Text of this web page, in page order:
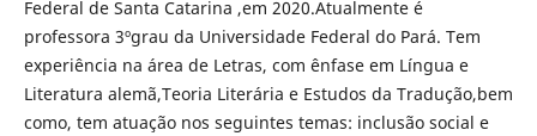
Federal de Santa Catarina ,em 2020.Atualmente é
professora 3ºgrau da Universidade Federal do Pará. Tem
experiência na área de Letras, com ênfase em Língua e
Literatura alemã,Teoria Literária e Estudos da Tradução,bem
como, tem atuação nos seguintes temas: inclusão social e